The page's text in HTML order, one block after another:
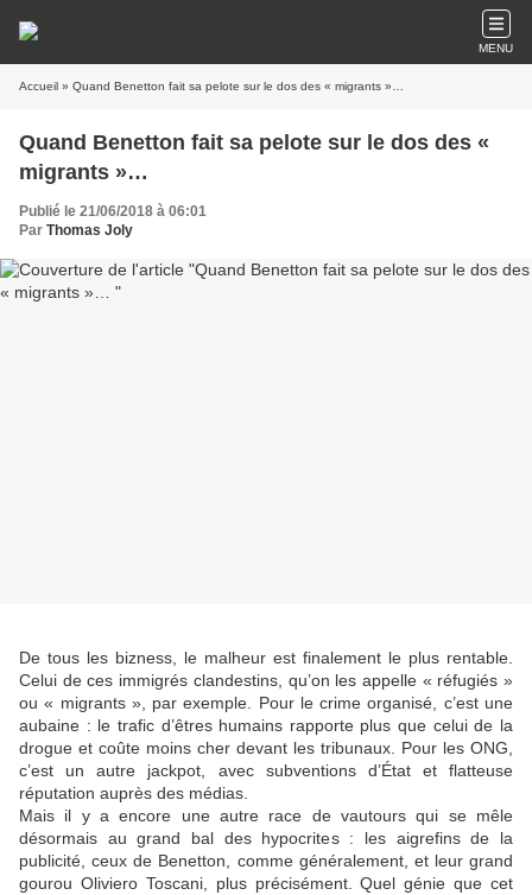
MENU
Accueil » Quand Benetton fait sa pelote sur le dos des « migrants »…
Quand Benetton fait sa pelote sur le dos des «
migrants »…
Publié le 21/06/2018 à 06:01
Par Thomas Joly
De tous les bizness, le malheur est finalement le plus rentable.
Celui de ces immigrés clandestins, qu’on les appelle « réfugiés »
ou « migrants », par exemple. Pour le crime organisé, c’est une
aubaine : le trafic d’êtres humains rapporte plus que celui de la
drogue et coûte moins cher devant les tribunaux. Pour les ONG,
c’est un autre jackpot, avec subventions d’État et flatteuse
réputation auprès des médias.
Mais il y a encore une autre race de vautours qui se mêle
désormais au grand bal des hypocrites : les aigrefins de la
publicité, ceux de Benetton, comme généralement, et leur grand
gourou Oliviero Toscani, plus précisément. Quel génie que cet